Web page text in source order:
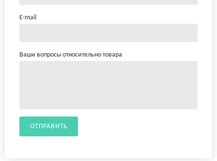
E-mail
Ваши вопросы относительно товара
ОТПРАВИТЬ